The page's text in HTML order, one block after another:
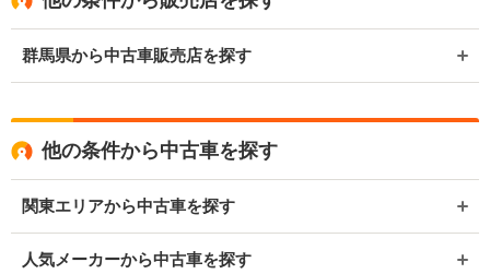
群馬県から中古車販売店を探す
他の条件から中古車を探す
関東エリアから中古車を探す
人気メーカーから中古車を探す